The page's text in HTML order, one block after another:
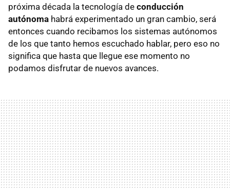
próxima década la tecnología de conducción
autónoma habrá experimentado un gran cambio, será
entonces cuando recibamos los sistemas autónomos
de los que tanto hemos escuchado hablar, pero eso no
significa que hasta que llegue ese momento no
podamos disfrutar de nuevos avances.